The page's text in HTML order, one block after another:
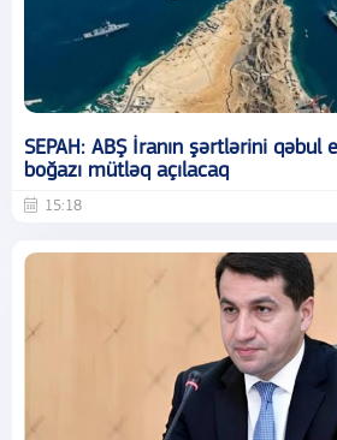
SEPAH: ABŞ İranın şərtlərini qəbul
boğazı mütləq açılacaq
15:18